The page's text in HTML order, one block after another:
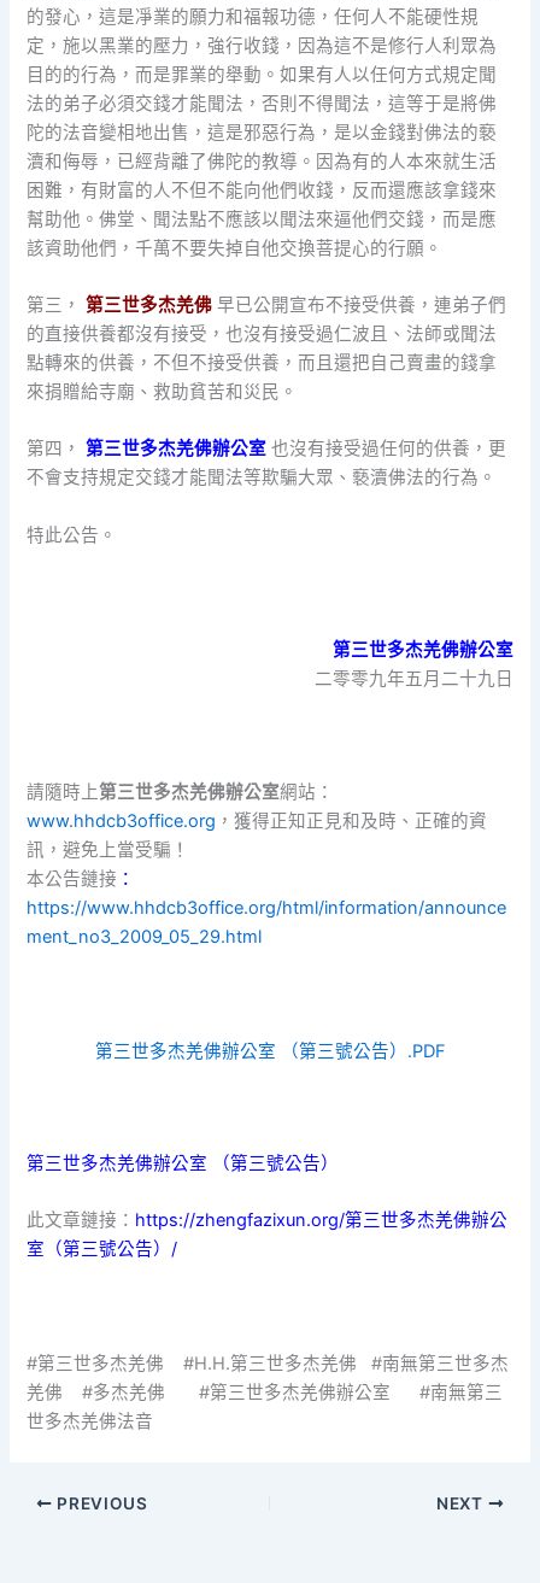
的發心，這是凈業的願力和福報功德，任何人不能硬性規
定，施以黑業的壓力，強行收錢，因為這不是修行人利眾為
目的的行為，而是罪業的舉動。如果有人以任何方式規定聞
法的弟子必須交錢才能聞法，否則不得聞法，這等于是將佛
陀的法音變相地出售，這是邪惡行為，是以金錢對佛法的褻
瀆和侮辱，已經背離了佛陀的教導。因為有的人本來就生活
困難，有財富的人不但不能向他們收錢，反而還應該拿錢來
幫助他。佛堂、聞法點不應該以聞法來逼他們交錢，而是應
該資助他們，千萬不要失掉自他交換菩提心的行願。
第三，第三世多杰羌佛 早已公開宣布不接受供養，連弟子們
的直接供養都沒有接受，也沒有接受過仁波且、法師或聞法
點轉來的供養，不但不接受供養，而且還把自己賣畫的錢拿
來捐贈給寺廟、救助貧苦和災民。
第四，第三世多杰羌佛辦公室 也沒有接受過任何的供養，更
不會支持規定交錢才能聞法等欺騙大眾、褻瀆佛法的行為。
特此公告。
第三世多杰羌佛辦公室
二零零九年五月二十九日
請隨時上第三世多杰羌佛辦公室網站：
www.hhdcb3office.org ，獲得正知正見和及時、正確的資
訊，避免上當受騙！
本公告鏈接 ：
https://www.hhdcb3office.org/html/information/announce
ment_no3_2009_05_29.html
第三世多杰羌佛辦公室 （第三號公告）.PDF
第三世多杰羌佛辦公室 （第三號公告）
此文章鏈接： https://zhengfazixun.org/第三世多杰羌佛辦公
室（第三號公告）/
#第三世多杰羌佛 #H.H.第三世多杰羌佛 #南無第三世多杰
羌佛 #多杰羌佛 #第三世多杰羌佛辦公室 #南無第三
世多杰羌佛法音
PREVIOUS NEXT